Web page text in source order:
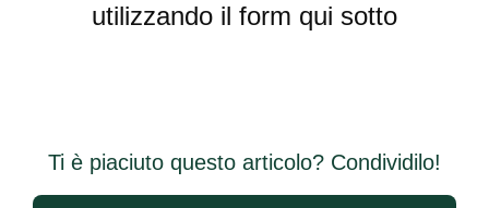
utilizzando il form qui sotto
Ti è piaciuto questo articolo? Condividilo!